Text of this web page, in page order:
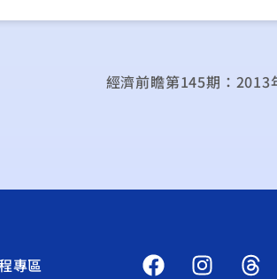
經濟前瞻第145期：2013
專區